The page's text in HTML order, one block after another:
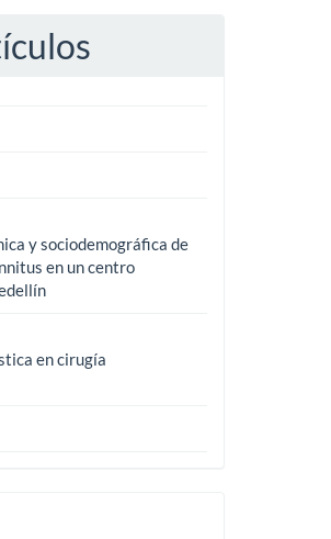
y sociodemográfica de
en un centro
en cirugía